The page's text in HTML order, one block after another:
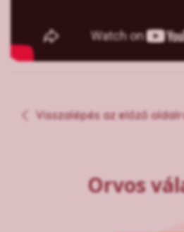
Orvos
Visszalépés az előző